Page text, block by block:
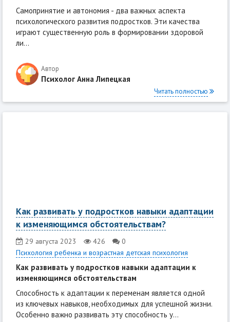
Самопринятие и автономия - два важных аспекта
психологического развития подростков. Эти качества
играют существенную роль в формировании здоровой
ли...
Автор
Психолог Анна Липецкая
Читать полностью
Как развивать у подростков навыки адаптации
к изменяющимся обстоятельствам?
29 августа 2023 426
0
Психология ребенка и возрастная детская психология
Как развивать у подростков навыки адаптации к
изменяющимся обстоятельствам
Способность к адаптации к переменам является одной
из ключевых навыков, необходимых для успешной жизни.
Особенно важно развивать эту способность у...